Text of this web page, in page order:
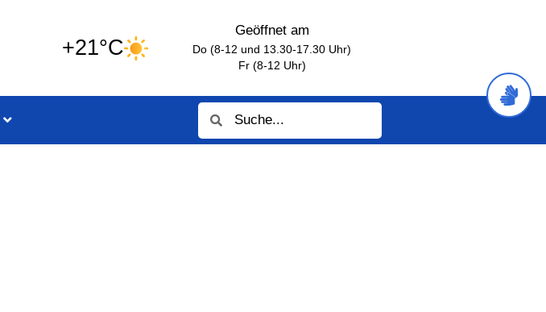
+21°C
Geöffnet am
Do (8-12 und 13.30-17.30 Uhr)
Fr (8-12 Uhr)